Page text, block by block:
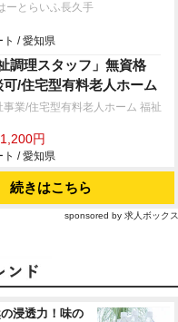
ーとらいふ長久手
ト / 愛知県
祉調理スタッフ」無資格
/住宅型有料老人ホーム
業/住宅型有料老人ホーム 福祉
円
ト / 愛知県
続きはこちら
sponsored by 求人ボックス
浸透力！味の